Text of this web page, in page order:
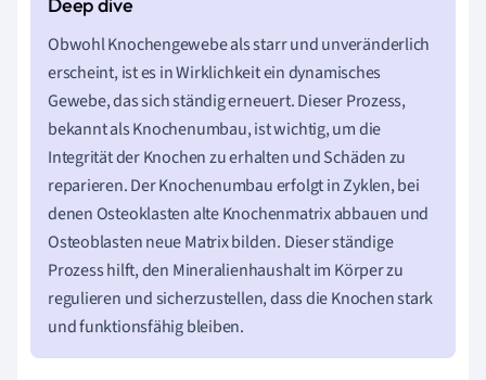
Obwohl Knochengewebe als starr und unveränderlich
erscheint, ist es in Wirklichkeit ein dynamisches
Gewebe, das sich ständig erneuert. Dieser Prozess,
bekannt als Knochenumbau, ist wichtig, um die
Integrität der Knochen zu erhalten und Schäden zu
reparieren. Der Knochenumbau erfolgt in Zyklen, bei
denen Osteoklasten alte Knochenmatrix abbauen und
Osteoblasten neue Matrix bilden. Dieser ständige
Prozess hilft, den Mineralienhaushalt im Körper zu
regulieren und sicherzustellen, dass die Knochen stark
und funktionsfähig bleiben.